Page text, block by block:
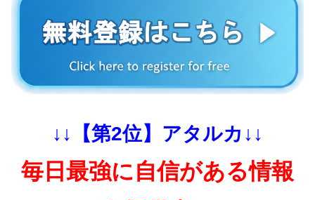
↓↓【第2位】アタルカ↓↓
毎日最強に自信がある情報